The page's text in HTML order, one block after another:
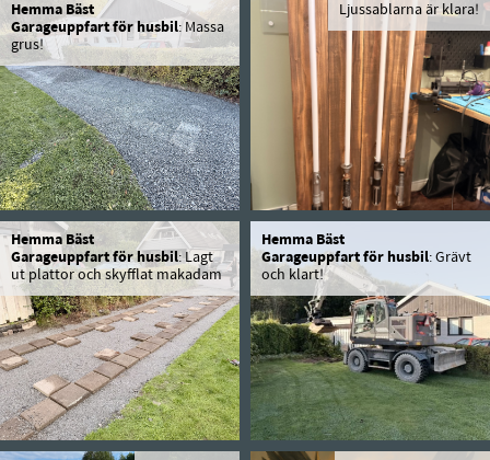
Hemma Bäst
Garageuppfart för husbil: Massa
grus!
Ljussablarna är klara!
Hemma Bäst
Garageuppfart för husbil: Lagt
ut plattor och skyfflat makadam
Hemma Bäst
Garageuppfart för husbil: Grävt
och klart!